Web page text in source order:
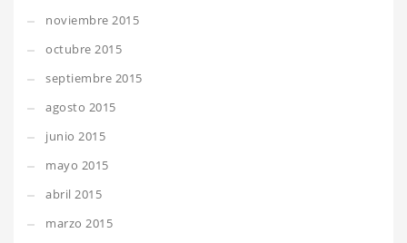
noviembre 2015
octubre 2015
septiembre 2015
agosto 2015
junio 2015
mayo 2015
abril 2015
marzo 2015